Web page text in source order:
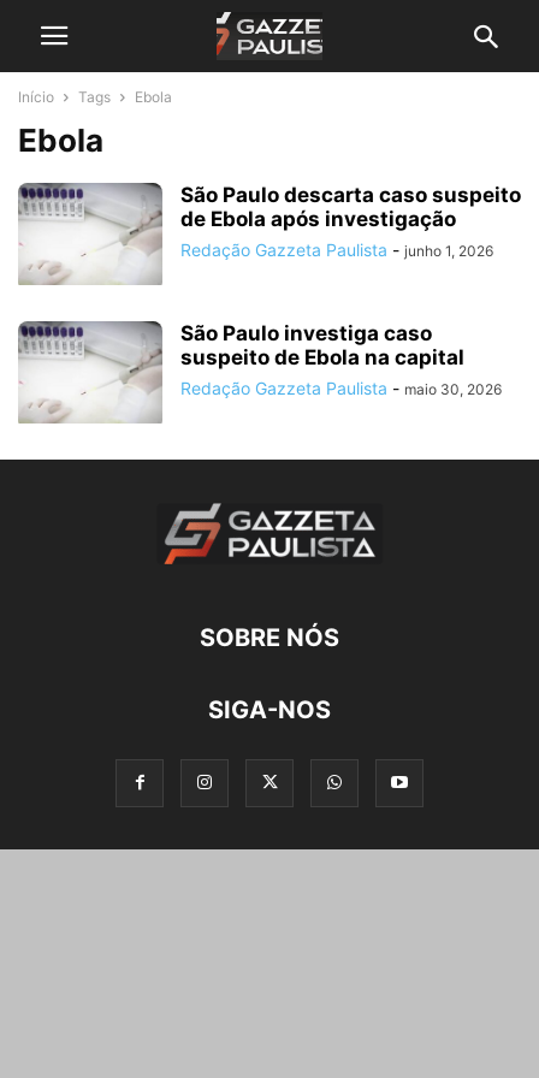
Início Tags Ebola
Ebola
São Paulo descarta caso suspeito
de Ebola após investigação
Redação Gazzeta Paulista - junho 1, 2026
São Paulo investiga caso
suspeito de Ebola na capital
Redação Gazzeta Paulista - maio 30, 2026
SOBRE NÓS
SIGA-NOS